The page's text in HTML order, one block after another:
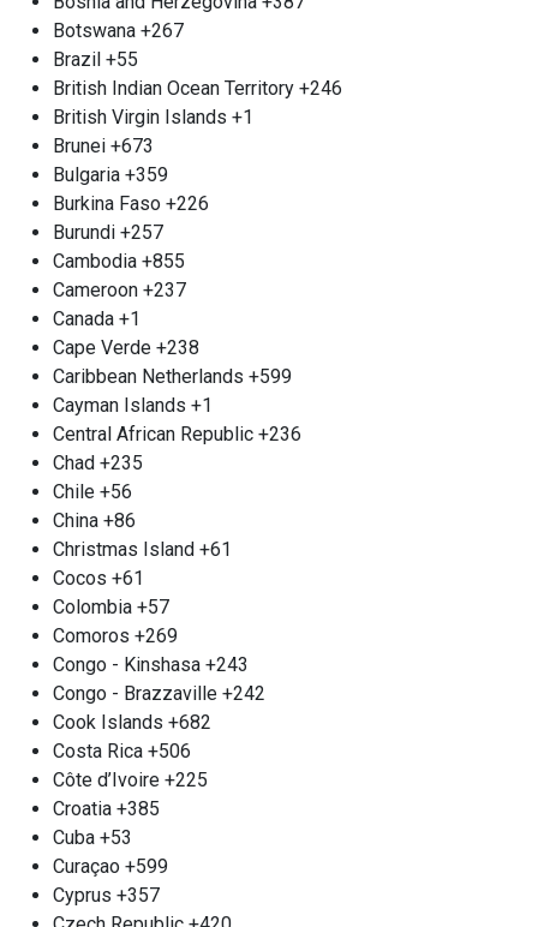
способную обеспечить экологически чистый
подход к утилизации. Ваш вклад в охрану
окружающей среды начнется с простого звонка.
Прием электрических
двигателей м. Жулебино
У вас есть сломанный электрический мотор?
Мы с удовольствием предлагаем вам
возможность утилизировать его как металл.
Наша компания принимает моторные корпуса
весом от 1 кг и выше, включая крупные объемы.
Цена на прием будет зависеть от нескольких
факторов, таких как вес, тип мотора и
содержание цветных металлов. Наш приемный
пункт работает м. Жулебино без выходных. Если
у вас имеется серьезная партия двигателей для
сдачи, мы можем организовать выезд для сбора
электрических двигателей непосредственно на
вашем объекте. Мы обеспечим точное
измерение веса, произведем погрузку и
транспортировку. Оплата проводим
незамедлительно, на месте.
Прием цветного металла м.
Жулебино
Компания «Втормет» Жулебино с удовольствием
принимает лом цветных металлов в любых
количествах. Цветные металлы представляют
собой множество сплавов и металлов, которые
не содержат железа, и используются в
различных отраслях — от домашней утвари до
автомобильной и строительной индустрии.
Botswana +267
Brazil +55
British Indian Ocean Territory +246
British Virgin Islands +1
Brunei +673
Bulgaria +359
Burkina Faso +226
Burundi +257
Cambodia +855
Cameroon +237
Canada +1
Cape Verde +238
Caribbean Netherlands +599
Cayman Islands +1
Central African Republic +236
Chad +235
Chile +56
China +86
Christmas Island +61
Cocos +61
Colombia +57
Comoros +269
Congo - Kinshasa +243
Congo - Brazzaville +242
Cook Islands +682
Costa Rica +506
Côte d’Ivoire +225
Croatia +385
Cuba +53
Curaçao +599
Cyprus +357